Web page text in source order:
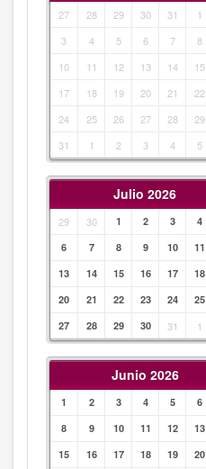
27 28 29 30 31 1
3
4 5 6 7 8
10
11 12 13 14 15
17
18 19 20 21 22
24
25 26 27 28 29
31
1 2 3 4 5
Julio 2026
29 30 1 2 3 4
6
7 8 9 10 11
13
14 15 16 17 18
20
21 22 23 24 25
27
28 29 30 31 1
Junio 2026
1 2 3 4 5 6
8
9 10 11 12 13
15
16 17 18 19 20